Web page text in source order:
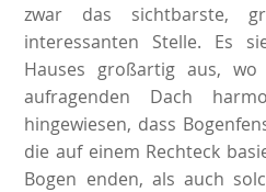
zwar das sichtbarste,
interessanten Stelle. Es
Hauses großartig aus,
aufragenden Dach
hingewiesen, dass
die auf einem Rechteck
Bogen enden, als auch